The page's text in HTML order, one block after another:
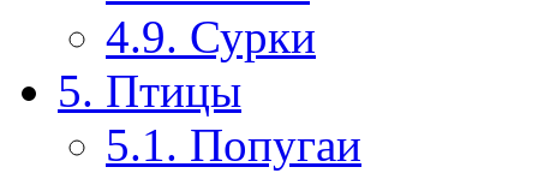
4.9. Сурки
5. Птицы
5.1. Попугаи